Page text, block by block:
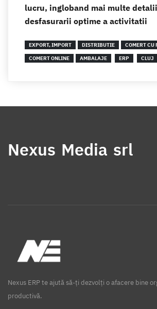
lucru, ingloband mai multe
desfasurarii optime a activitatii
EXPORT, IMPORT DISTRIBUTIE
COMERT CU
COMERT ONLINE
AMBALAJE ERP CLUJ
Nexus Media srl
Nexus ERP te ajută să-ți dezvolți o afacere bine
productivă.